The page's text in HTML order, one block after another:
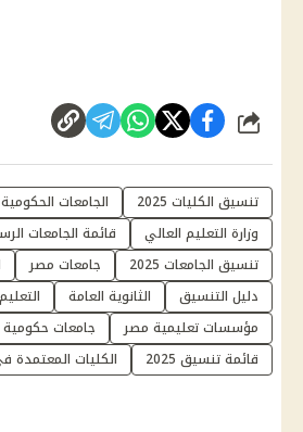
شارك
تنسيق الكليات 2025
الجامعات
وزارة التعليم العالي
قائمة الجامعات
تنسيق الجامعات 2025
جامعات مصر
دليل التنسيق
الثانوية العامة
مؤسسات تعليمية مصر
جامعات حكومية
قائمة تنسيق 2025
الكليات المعتمدة